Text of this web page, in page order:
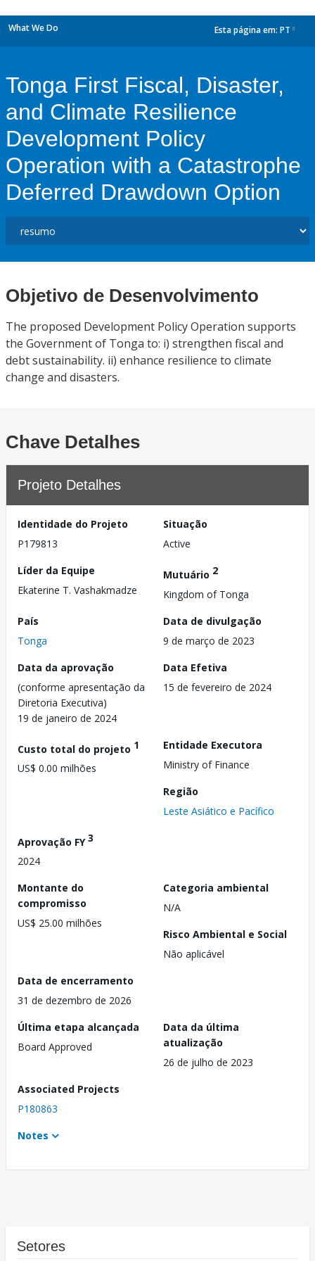
What We Do Esta página em: PT
Tonga First Fiscal, Disaster,
and Climate Resilience
Development Policy
Operation with a Catastrophe
Deferred Drawdown Option
Objetivo de Desenvolvimento
The proposed Development Policy Operation supports
the Government of Tonga to: i) strengthen fiscal and
debt sustainability. ii) enhance resilience to climate
change and disasters.
Chave Detalhes
Projeto Detalhes
Identidade do Projeto
P179813
Situação
Active
Líder da Equipe
Ekaterine T. Vashakmadze
Mutuário 2
Kingdom of Tonga
País
Tonga
Data de divulgação
9 de março de 2023
Data da aprovação
(conforme apresentação da
Diretoria Executiva)
19 de janeiro de 2024
Data Efetiva
15 de fevereiro de 2024
Custo total do projeto 1
US$ 0.00 milhões
Entidade Executora
Ministry of Finance
Região
Leste Asiático e Pacífico
Aprovação FY3
2024
Montante do
compromisso
US$ 25.00 milhões
Categoria ambiental
N/A
Risco Ambiental e Social
Não aplicável
Data de encerramento
31 de dezembro de 2026
Última etapa alcançada
Board Approved
Data da última
atualização
26 de julho de 2023
Associated Projects
P180863
Notes
Setores